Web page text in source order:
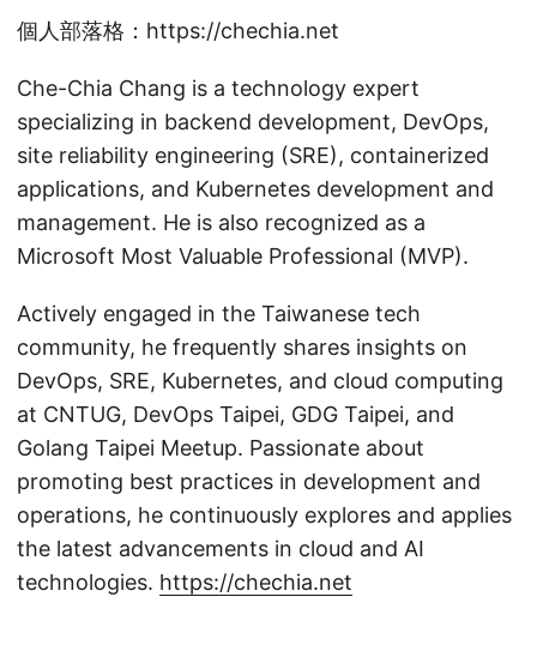
個人部落格：https://chechia.net
Che-Chia Chang is a technology expert
specializing in backend development, DevOps,
site reliability engineering (SRE), containerized
applications, and Kubernetes development and
management. He is also recognized as a
Microsoft Most Valuable Professional (MVP).
Actively engaged in the Taiwanese tech
community, he frequently shares insights on
DevOps, SRE, Kubernetes, and cloud computing
at CNTUG, DevOps Taipei, GDG Taipei, and
Golang Taipei Meetup. Passionate about
promoting best practices in development and
operations, he continuously explores and applies
the latest advancements in cloud and AI
technologies. https://chechia.net